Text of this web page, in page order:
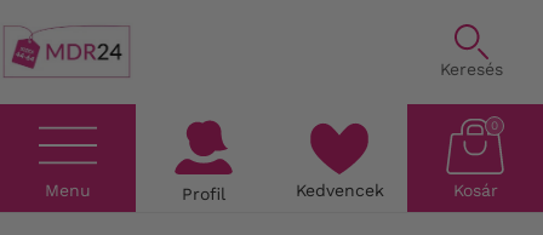
Keresés
Menu Profil Kedvencek Kosár
0